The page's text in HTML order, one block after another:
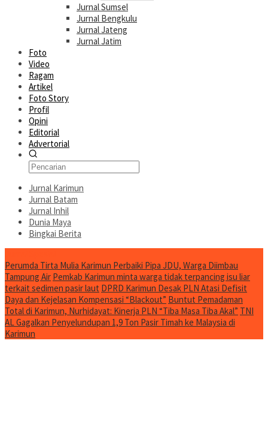
Jurnal Sumsel
Jurnal Bengkulu
Jurnal Jateng
Jurnal Jatim
Foto
Video
Ragam
Artikel
Foto Story
Profil
Opini
Editorial
Advertorial
Jurnal Karimun
Jurnal Batam
Jurnal Inhil
Dunia Maya
Bingkai Berita
Perumda Tirta Mulia Karimun Perbaiki Pipa JDU, Warga Diimbau
Tampung Air Pemkab Karimun minta warga tidak terpancing isu liar
terkait sedimen pasir laut DPRD Karimun Desak PLN Atasi Defisit
Daya dan Kejelasan Kompensasi “Blackout” Buntut Pemadaman
Total di Karimun, Nurhidayat: Kinerja PLN “Tiba Masa Tiba Akal” TNI
AL Gagalkan Penyelundupan 1,9 Ton Pasir Timah ke Malaysia di
Karimun